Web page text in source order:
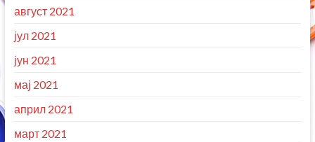
август 2021
јул 2021
јун 2021
мај 2021
април 2021
март 2021